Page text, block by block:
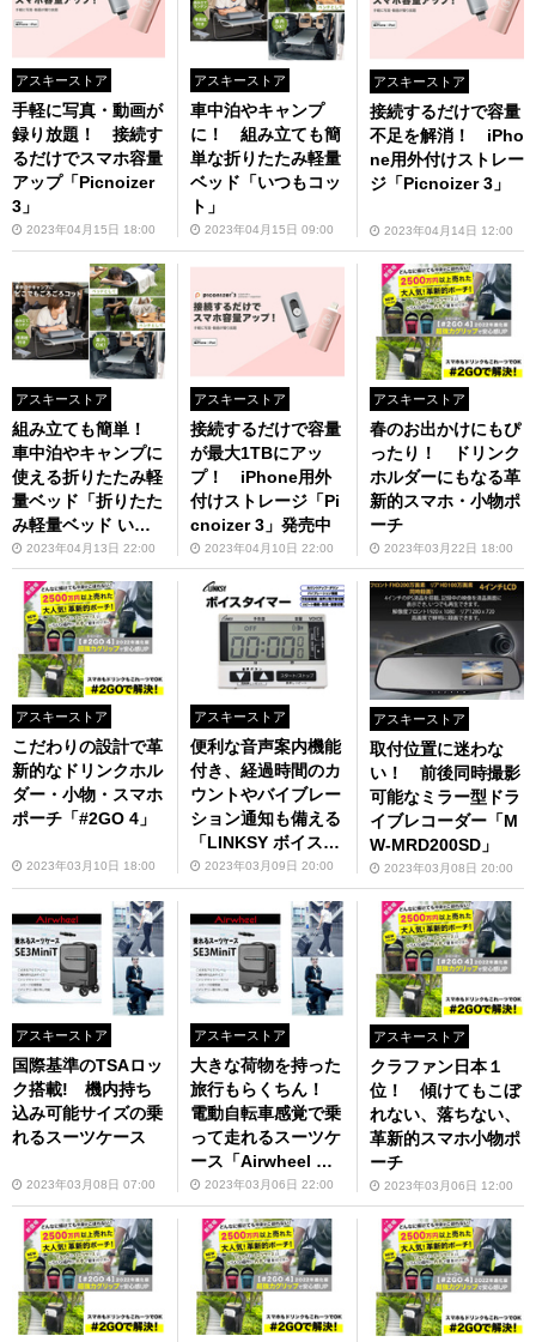
アスキーストア
手軽に写真・動画が
録り放題！ 接続す
るだけでスマホ容量
アップ「Picnoizer
3」
2023年04月15日 18:00
アスキーストア
車中泊やキャンプ
に！ 組み立ても簡
単な折りたたみ軽量
ベッド「いつもコッ
ト」
2023年04月15日 09:00
アスキーストア
接続するだけで容量
不足を解消！ iPho
ne用外付けストレー
ジ「Picnoizer 3」
2023年04月14日 12:00
アスキーストア
組み立ても簡単！
車中泊やキャンプに
使える折りたたみ軽
量ベッド「折りたた
み軽量ベッド いつ
もコット（3R-SCT
01）」
2023年04月13日 22:00
アスキーストア
接続するだけで容量
が最大1TBにアッ
プ！ iPhone用外
付けストレージ「Pi
cnoizer 3」発売中
2023年04月10日 22:00
アスキーストア
春のお出かけにもぴ
ったり！ ドリンク
ホルダーにもなる革
新的スマホ・小物ポ
ーチ
2023年03月22日 18:00
アスキーストア
こだわりの設計で革
新的なドリンクホル
ダー・小物・スマホ
ポーチ「#2GO 4」
2023年03月10日 18:00
アスキーストア
便利な音声案内機能
付き、経過時間のカ
ウントやバイブレー
ション通知も備える
「LINKSY ボイスタ
イマー（LT055
W）」
2023年03月09日 20:00
アスキーストア
取付位置に迷わな
い！ 前後同時撮影
可能なミラー型ドラ
イブレコーダー「M
W-MRD200SD」
2023年03月08日 20:00
アスキーストア
国際基準のTSAロッ
ク搭載! 機内持ち
込み可能サイズの乗
れるスーツケース
2023年03月08日 07:00
アスキーストア
大きな荷物を持った
旅行もらくちん！
電動自転車感覚で乗
って走れるスーツケ
ース「Airwheel エ
アーホイール 乗れ
るスーツケース SE3
MiniT」
2023年03月06日 22:00
アスキーストア
クラファン日本１
位！ 傾けてもこぼ
れない、落ちない、
革新的スマホ小物ポ
ーチ
2023年03月06日 12:00